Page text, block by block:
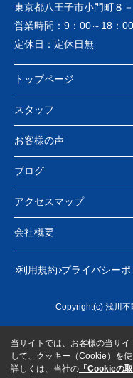
東京都八王子市小門町８
営業時間： 9：00～18：00
定休日： 定休日無
トップページ
スタッフ
お客様の声
ブログ
アクセスマップ
会社概要
利用規約 プライバシーポ
Copyright(c) 浅川不
当サイトでは、お客様の当サ
して、クッキー（Cookie）を使
詳しくは、当社の 「Cookieの